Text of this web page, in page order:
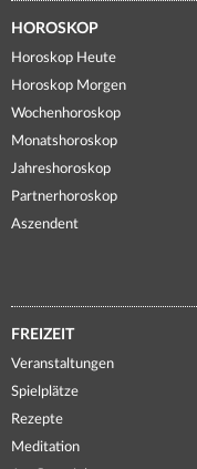
HOROSKOP
Horoskop Heute
Horoskop Morgen
Wochenhoroskop
Monatshoroskop
Jahreshoroskop
Partnerhoroskop
Aszendent
FREIZEIT
Veranstaltungen
Spielplätze
Rezepte
Meditation